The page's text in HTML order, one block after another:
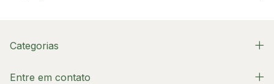
Categorias
Entre em contato